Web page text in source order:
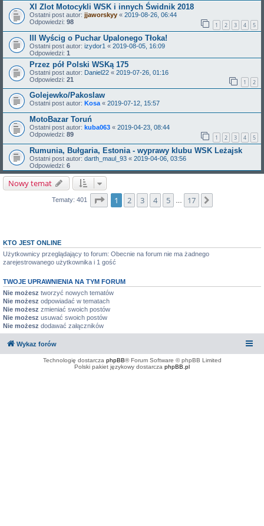
XI Zlot Motocykli WSK i innych Świdnik 2018
Ostatni post autor: jjaworskyy « 2019-08-26, 06:44
Odpowiedzi: 98 1 2 3 4 5
III Wyścig o Puchar Upalonego Tłoka!
Ostatni post autor: izydor1 « 2019-08-05, 16:09
Odpowiedzi: 1
Przez pół Polski WSKą 175
Ostatni post autor: Daniel22 « 2019-07-26, 01:16
Odpowiedzi: 21 1 2
Golejewko/Pakoslaw
Ostatni post autor: Kosa« 2019-07-12, 15:57
MotoBazar Toruń
Ostatni post autor: kuba063 « 2019-04-23, 08:44
Odpowiedzi: 89 1 2 3 4 5
Rumunia, Bułgaria, Estonia - wyprawy klubu WSK Leżajsk
Ostatni post autor: darth_maul_93 « 2019-04-06, 03:56
Odpowiedzi: 6
Nowy temat
Tematy: 401 Strona1 z17
1 2 3 4 5 17
KTO JEST ONLINE
Użytkownicy przeglądający to forum: Obecnie na forum nie ma żadnego
zarejestrowanego użytkownika i 1 gość
TWOJE UPRAWNIENIA NA TYM FORUM
Nie możesz tworzyć nowych tematów
Nie możesz odpowiadać w tematach
Nie możesz zmieniać swoich postów
Nie możesz usuwać swoich postów
Nie możesz dodawać załączników
Wykaz forów
Technologię dostarcza phpBB® Forum Software © phpBB Limited
Polski pakiet językowy dostarcza phpBB.pl